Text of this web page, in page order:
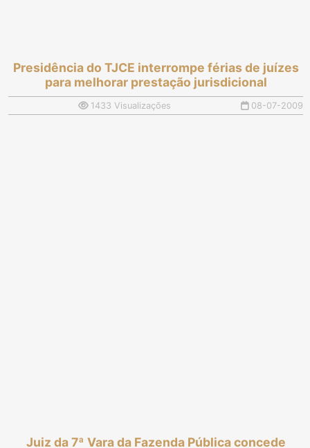
Presidência do TJCE interrompe férias de juízes
para melhorar prestação jurisdicional
1433 Visualizações 08-07-2009
Juiz da 7ª Vara da Fazenda Pública concede